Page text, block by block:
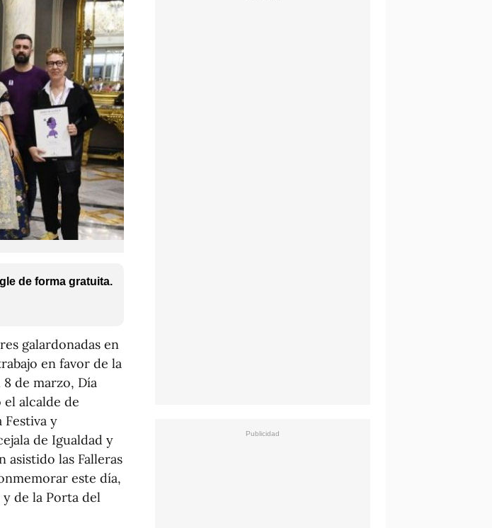
de forma gratuita.
galardonadas en
en favor de la
de marzo, Día
alcalde de
Festiva y
de Igualdad y
asistido las Falleras
este día,
de la Porta del